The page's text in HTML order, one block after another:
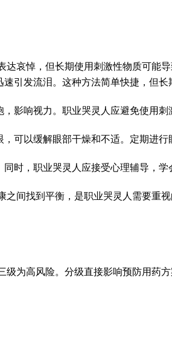
哀悼，但长期使用刺激性物质可能导
引发流泪。这种方法简单快捷，但长
影响视力。职业哭灵人应避免使用刺
可以缓解眼部干燥和不适。定期进行
时，职业哭灵人应接受心理辅导，学
间找到平衡，是职业哭灵人需要重视
为高风险。分级直接影响预防用药